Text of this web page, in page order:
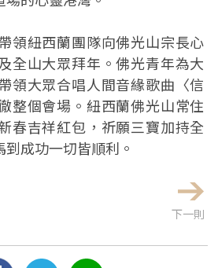
領紐西蘭團隊向佛光山宗長心
全山大眾拜年。佛光青年為大
領大眾合唱人間音緣歌曲〈信
整個會場。紐西蘭佛光山常住
春吉祥紅包，祈願三寶加持全
成功一切皆順利。
下一則